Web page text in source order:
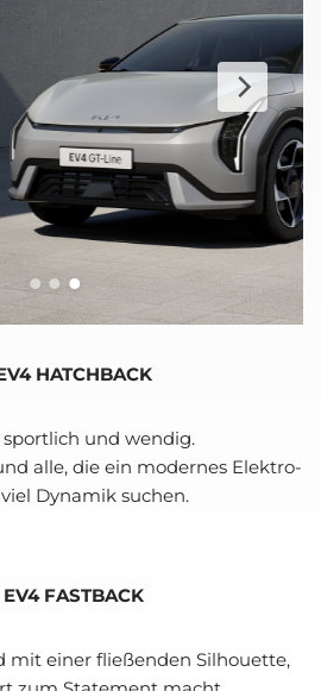
HATCH­BACK
und wen­dig.
alle, die ein moder­nes Elek­tro­
Dyna­mik suchen.
FAST­BACK
mit einer flie­ßen­den Sil­hou­et­te,